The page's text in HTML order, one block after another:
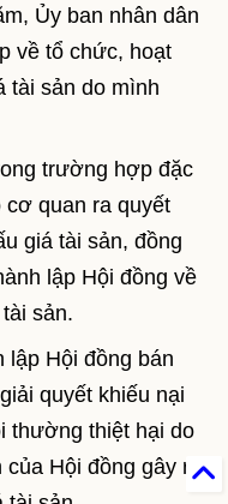
Ủy ban nhân dân
về tổ chức, hoạt
tài sản do mình
trường hợp đặc
cơ quan ra quyết
giá tài sản, đồng
lập Hội đồng về
sản.
lập Hội đồng bán
quyết khiếu nại
thường thiệt hại do
của Hội đồng gây ra